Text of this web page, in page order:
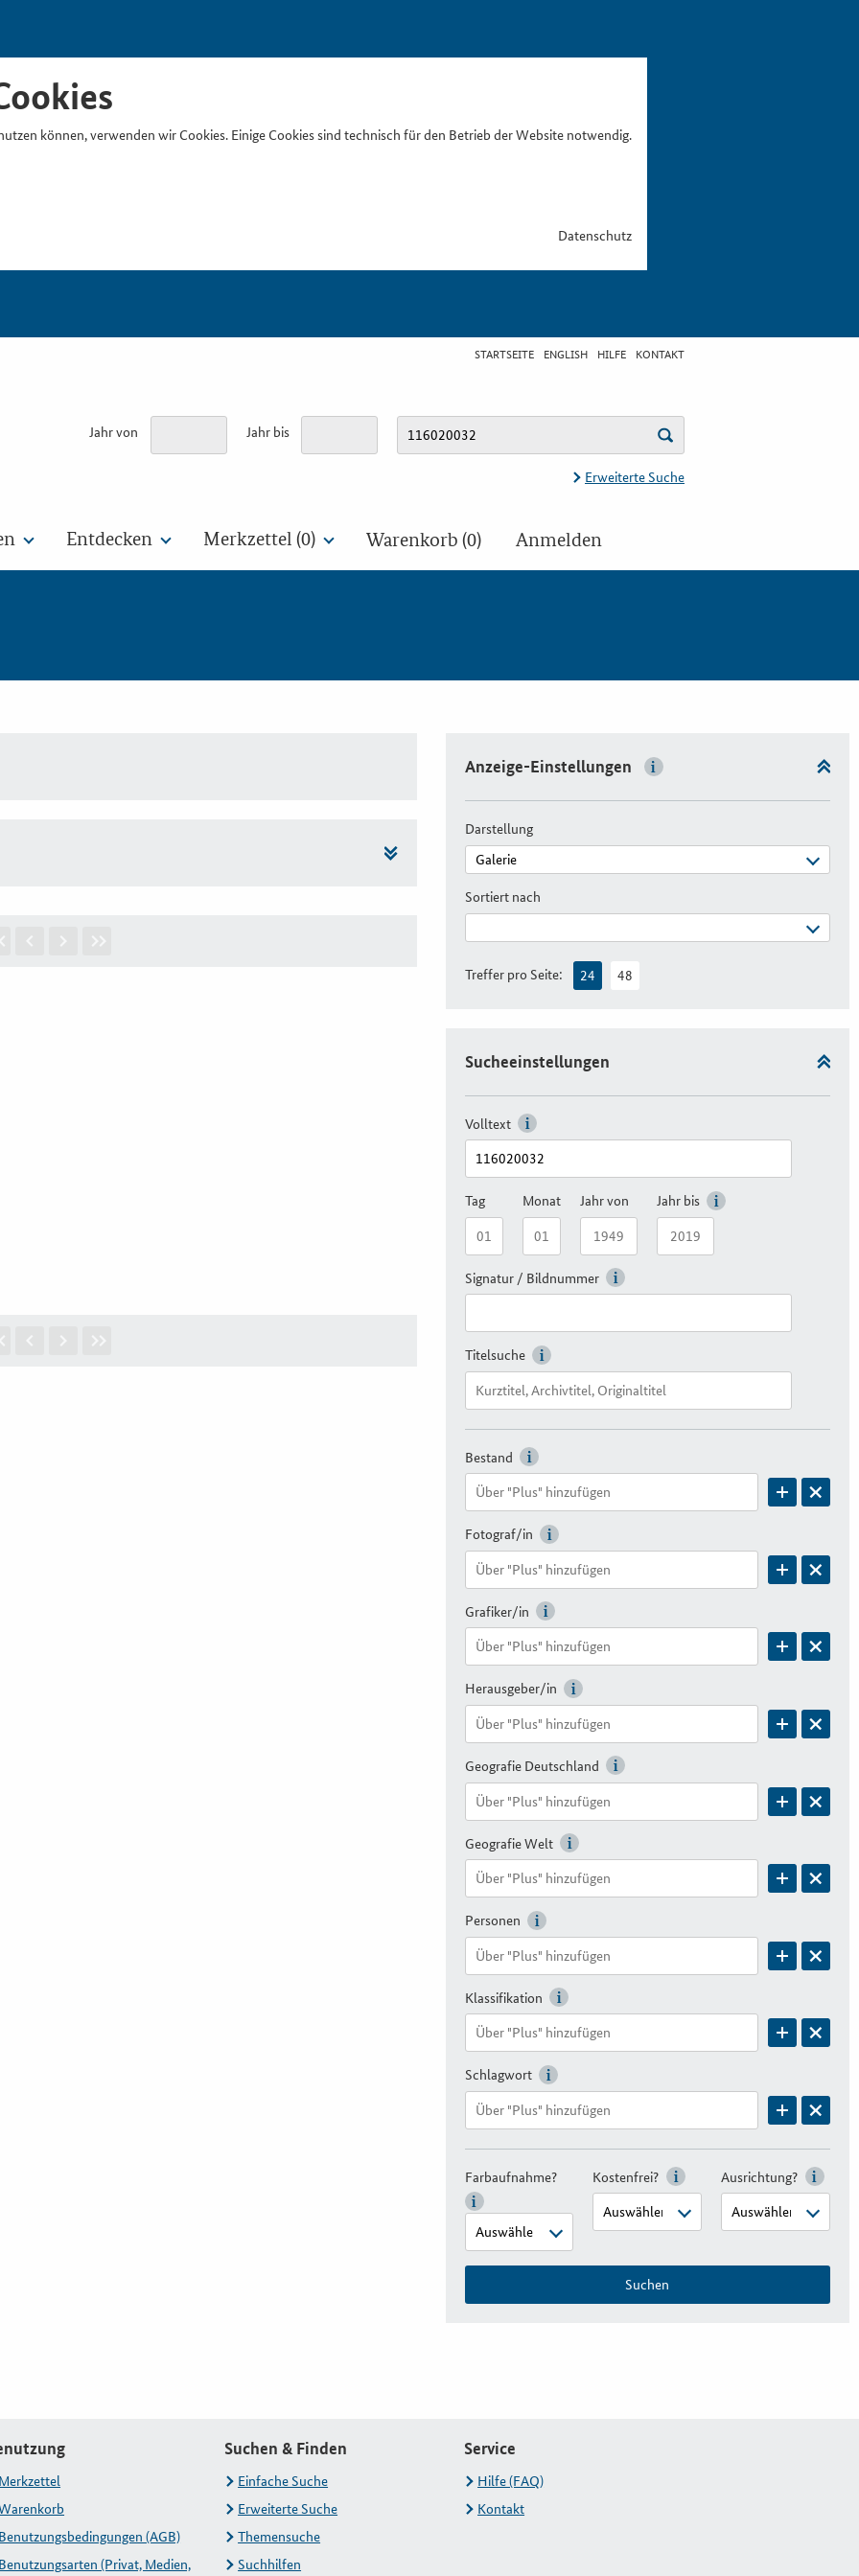
können, verwenden wir Cookies. Einige Cookies sind technisch für den Betrieb der Website notwendig.
Datenschutz
STARTSEITE ENGLISH HILFE KONTAKT
Jahr von Jahr bis
Erweiterte Suche
Entdecken Merkzettel (0) Warenkorb (0) Anmelden
Anzeige-Einstellungen
Darstellung
Sortiert nach
Treffer pro Seite: 24 48
Sucheeinstellungen
Volltext
Tag Monat Jahr von Jahr bis
Signatur / Bildnummer
Titelsuche
Bestand
Fotograf/in
Grafiker/in
Herausgeber/in
Geografie Deutschland
Geografie Welt
Personen
Klassifikation
Schlagwort
Farbaufnahme? Kostenfrei? Ausrichtung?
Suchen
Merkzettel
Benutzungsbedingungen (AGB)
Benutzungsarten (Privat, Medien,
Suchen & Finden
Einfache Suche
Erweiterte Suche
Themensuche
Suchhilfen
Service
Hilfe (FAQ)
Kontakt